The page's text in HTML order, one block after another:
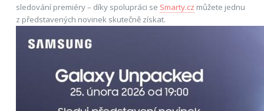
sledování premiéry – díky spolupráci se Smarty.cz můžete jednu
z představených novinek skutečně získat.